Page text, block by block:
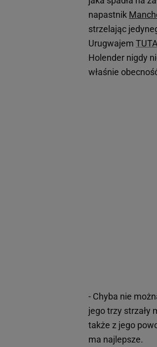
napastnik
strzelając
Urugwajem
Holender nigdy
właśnie
- Chyba nie
jego trzy strzały
także z jego
ma najlepsze.